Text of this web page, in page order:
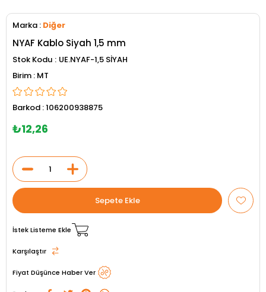
Marka : Diğer
NYAF Kablo Siyah 1,5 mm
Stok Kodu
UE.NYAF-1,5 SİYAH
MT
Barkod :106200938875
₺12,26
İstek Listeme Ekle
Karşılaştır
Fiyat Düşünce Haber Ver